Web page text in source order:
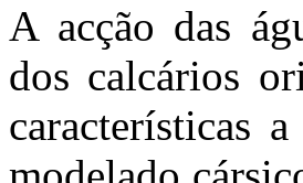
A acção das
dos calcários
características